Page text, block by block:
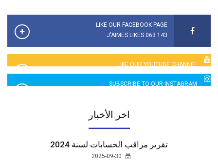
LIKE OUR FACEBOOK PAGE
143 063 J'AIMES LIKES
LIKE OUR YOUTUBE CHANNEL
2760 LIKES
SUBSCRIBE TO OUR INSTAGRAM
اخر الأخبار
تقرير مراقب الحسابات لسنة 2024